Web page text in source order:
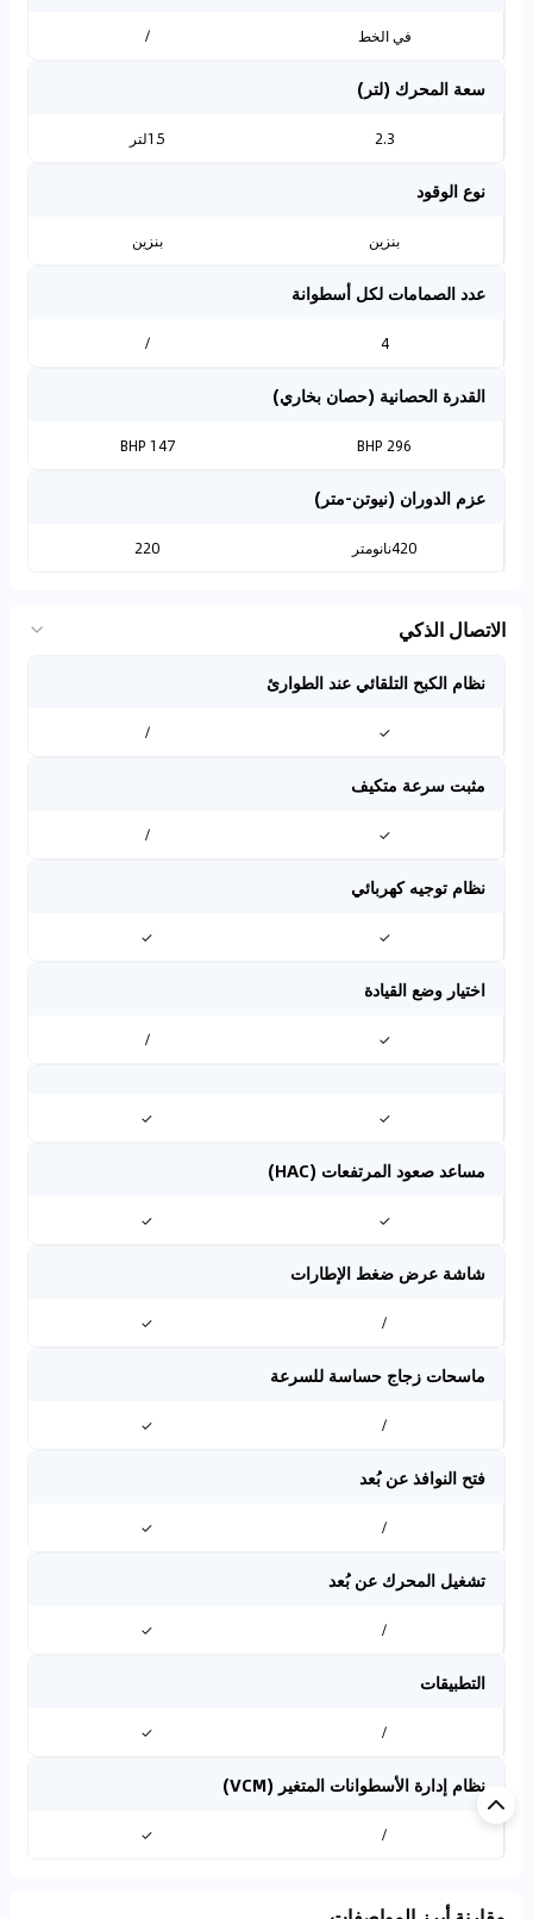
في الخط /
سعة المحرك (لتر)
2.3 1.5لتر
نوع الوقود
بنزين بنزين
عدد الصمامات لكل أسطوانة
4
/
القدرة الحصانية (حصان بخاري)
296 BHP
147 BHP
عزم الدوران (نيوتن-متر)
420نانومتر 220
الاتصال الذكي
نظام الكبح التلقائي عند الطوارئ
✓
/
مثبت سرعة متكيف
✓
/
نظام توجيه كهربائي
✓
✓
اختيار وضع القيادة
✓
/
✓
✓
مساعد صعود المرتفعات (HAC)
✓
✓
شاشة عرض ضغط الإطارات
/
✓
ماسحات زجاج حساسة للسرعة
/
✓
فتح النوافذ عن بُعد
/
✓
تشغيل المحرك عن بُعد
/
✓
التطبيقات
/
✓
نظام إدارة الأسطوانات المتغير (VCM)
/
✓